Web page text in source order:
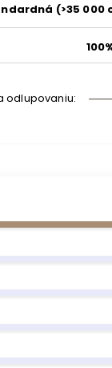
(>35 000
odlupovaniu: